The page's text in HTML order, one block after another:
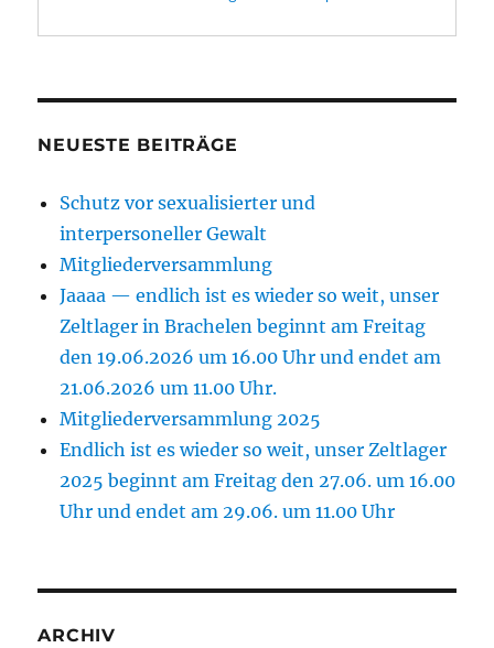
NEUESTE BEITRÄGE
Schutz vor sexualisierter und
interpersoneller Gewalt
Mitgliederversammlung
Jaaaa — endlich ist es wieder so weit, unser
Zeltlager in Brachelen beginnt am Freitag
den 19.06.2026 um 16.00 Uhr und endet am
21.06.2026 um 11.00 Uhr.
Mitgliederversammlung 2025
Endlich ist es wieder so weit, unser Zeltlager
2025 beginnt am Freitag den 27.06. um 16.00
Uhr und endet am 29.06. um 11.00 Uhr
ARCHIV